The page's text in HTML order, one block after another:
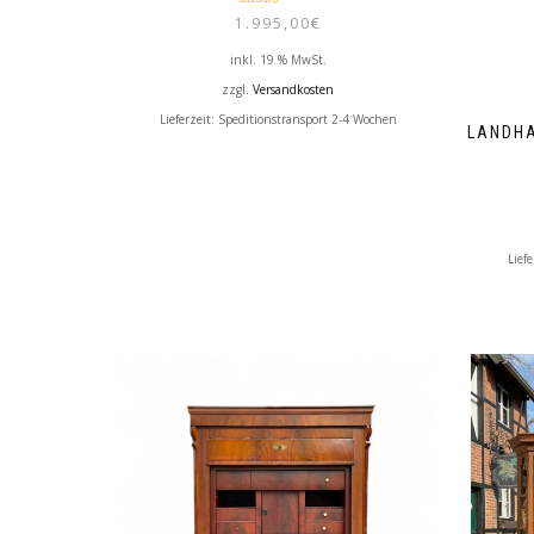
Bewertet mit
5.00 von 5
1.995,00€
inkl. 19 % MwSt.
zzgl.Versandkosten
Lieferzeit: Speditionstransport 2-4 Wochen